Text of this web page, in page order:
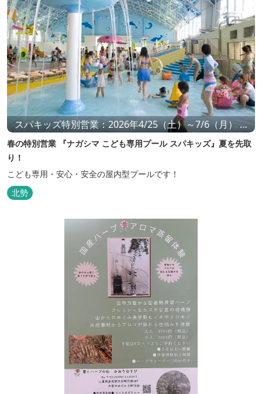
スパキッズ特別営業：2026年4/25（土）～7/6（月） ※
夏の営業とは異なる 「スパキッズ」エリアのみ の特別営
業です。小学3年生までのお子様とその保護者様を対象
春の特別営業 『ナガシマ こども専用プール スパキッズ』夏を先取
り！
こども専用・安心・安全の屋内型プールです！
北勢